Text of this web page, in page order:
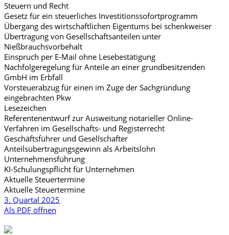
Steuern und Recht
Gesetz für ein steuerliches Investitionssofortprogramm
Übergang des wirtschaftlichen Eigentums bei schenkweiser
Übertragung von Gesellschaftsanteilen unter
Nießbrauchsvorbehalt
Einspruch per E-Mail ohne Lesebestätigung
Nachfolgeregelung für Anteile an einer grundbesitzenden
GmbH im Erbfall
Vorsteuerabzug für einen im Zuge der Sachgründung
eingebrachten Pkw
Lesezeichen
Referentenentwurf zur Ausweitung notarieller Online-
Verfahren im Gesellschafts- und Registerrecht
Geschäftsführer und Gesellschafter
Anteilsübertragungsgewinn als Arbeitslohn
Unternehmensführung
KI-Schulungspflicht für Unternehmen
Aktuelle Steuertermine
Aktuelle Steuertermine
3. Quartal 2025
Als PDF öffnen